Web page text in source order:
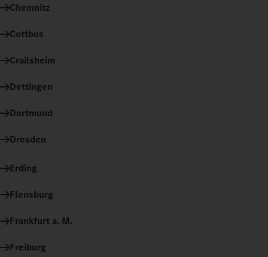
Chemnitz
Cottbus
Crailsheim
Dettingen
Dortmund
Dresden
Erding
Flensburg
Frankfurt a. M.
Freiburg